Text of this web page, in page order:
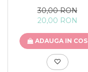
30,00 RON
20,00 RON
ADAUGA IN COS